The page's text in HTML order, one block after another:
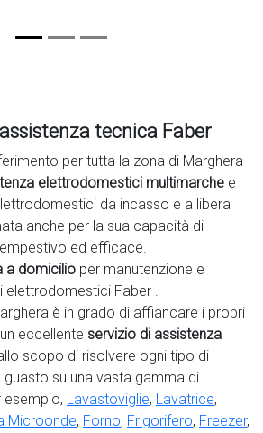
tecnica Faber
per tutta la zona di Marghera
elettrodomestici multimarche e
da incasso e a libera
anche per la sua capacità di
ed efficace.
a domicilio per manutenzione e
elettrodomestici Faber .
è in grado di affiancare i propri
eccellente servizio di assistenza
scopo di risolvere ogni tipo di
su una vasta gamma di
esempio, Lavastoviglie, Lavatrice,
Microonde, Forno, Frigorifero, Freezer,